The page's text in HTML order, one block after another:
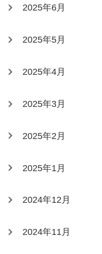
2025年6月
2025年5月
2025年4月
2025年3月
2025年2月
2025年1月
2024年12月
2024年11月